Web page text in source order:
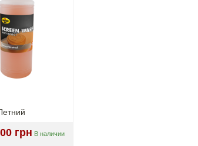
грн В наличии